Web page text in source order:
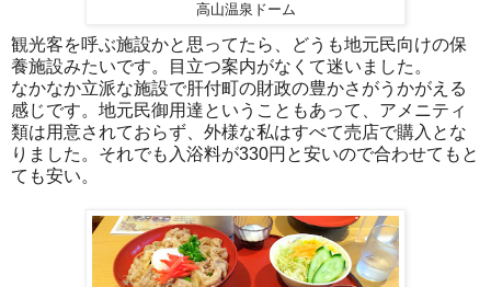
高山温泉ドーム
観光客を呼ぶ施設かと思ってたら、どうも地元民向けの保
養施設みたいです。目立つ案内がなくて迷いました。
なかなか立派な施設で肝付町の財政の豊かさがうかがえる
感じです。地元民御用達ということもあって、アメニティ
類は用意されておらず、外様な私はすべて売店で購入とな
りました。それでも入浴料が330円と安いので合わせてもと
ても安い。